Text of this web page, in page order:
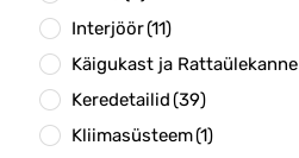
Interjöör(11)
Käigukast ja Rattaülekanne
Keredetailid(39)
Kliimasüsteem(1)